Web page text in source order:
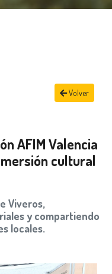
Volver
AFIM Valencia
cultural
Viveros,
y compartiendo
locales.